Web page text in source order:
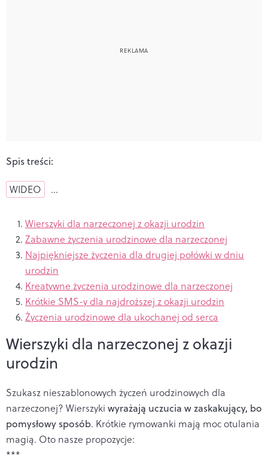
Spis treści:
WIDEO …
Wierszyki dla narzeczonej z okazji urodzin
Zabawne życzenia urodzinowe dla narzeczonej
Najpiękniejsze życzenia dla drugiej połówki w dniu
urodzin
Kreatywne życzenia urodzinowe dla narzeczonej
Krótkie SMS-y dla najdroższej z okazji urodzin
Życzenia urodzinowe dla ukochanej od serca
Wierszyki dla narzeczonej z okazji
urodzin
Szukasz nieszablonowych życzeń urodzinowych dla
narzeczonej? Wierszyki wyrażają uczucia w zaskakujący, bo
pomysłowy sposób. Krótkie rymowanki mają moc otulania
magią. Oto nasze propozycje:
***